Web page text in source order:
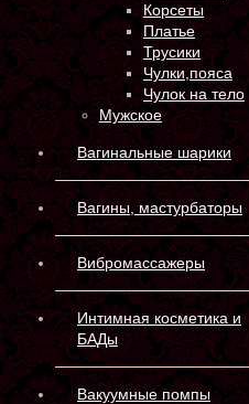
Корсеты
Платье
Трусики
Чулки,пояса
Чулок на тело
Мужское
Вагинальные шарики
Вагины, мастурбаторы
Вибромассажеры
Интимная косметика и
БАДы
Вакуумные помпы